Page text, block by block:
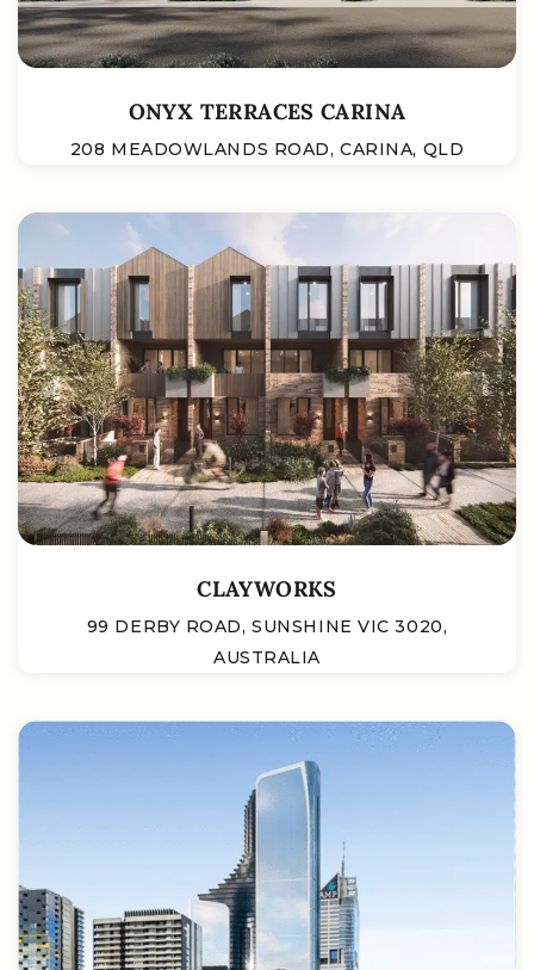
ONYX TERRACES CARINA
208 MEADOWLANDS ROAD, CARINA, QLD
CLAYWORKS
99 DERBY ROAD, SUNSHINE VIC 3020,
AUSTRALIA